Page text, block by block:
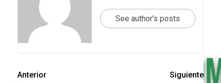
See author's posts
Anterior
Siguiente